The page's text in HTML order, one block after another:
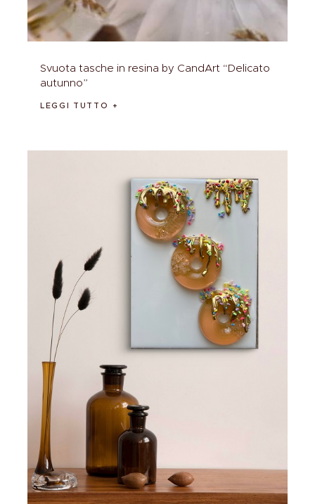
Svuota tasche in resina by CandArt “Delicato
autunno”
LEGGI TUTTO